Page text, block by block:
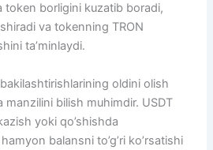
token borligini kuzatib boradi,
va tokenning TRON
ta’minlaydi.
oldini olish
manzilini bilish muhimdir. USDT
yoki qo’shishda
balansni to’g’ri ko’rsatishi